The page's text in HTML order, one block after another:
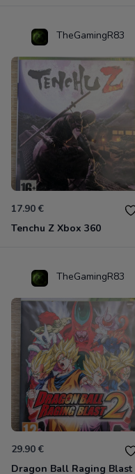
TheGamingR83
17.90 €
Tenchu Z Xbox 360
TheGamingR83
29.90 €